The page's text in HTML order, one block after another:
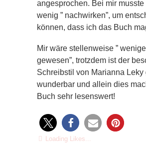
angesprochen. Bei mir musste
wenig ” nachwirken”, um
können, dass ich das Buch
Mir wäre stellenweise ”
gewesen”, trotzdem ist der
Schreibstil von Marianna Leky
wunderbar und allein dies
Buch sehr lesenswert!
Loading Likes...